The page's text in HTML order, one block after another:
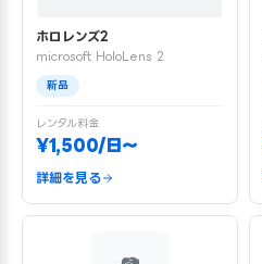
ホロレンズ2
microsoft HoloLens 2
新品
レンタル料金
¥1,500/日〜
詳細を見る